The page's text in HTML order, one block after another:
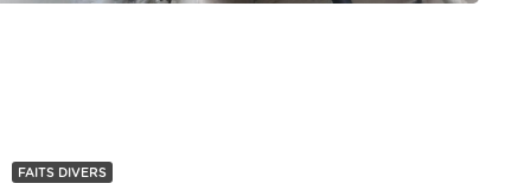
FAITS DIVERS